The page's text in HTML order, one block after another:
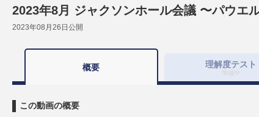
2023年8月 ジャクソンホール会議 〜パウエ
2023年08月26日 公開
概要 理解度テスト
準備中
この動画の概要